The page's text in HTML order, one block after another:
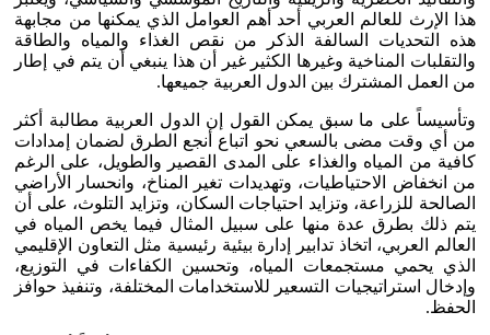
هذا الإرث للعالم العربي أحد أهم العوامل الذي يمكنها من مجابهة
هذه التحديات السالفة الذكر من نقص الغذاء والمياه والطاقة
والتقلبات المناخية وغيرها الكثير غير أن هذا ينبغي أن يتم في إطار
من العمل المشترك بين الدول العربية جميعها.
وتأسيساً على ما سبق يمكن القول إن الدول العربية مطالبة أكثر
من أي وقت مضى بالسعي نحو اتباع أنجع الطرق لضمان إمدادات
كافية من المياه والغذاء على المدى القصير والطويل، على الرغم
من انخفاض الاحتياطيات، وتهديدات تغير المناخ، وانحسار الأراضي
الصالحة للزراعة، وتزايد احتياجات السكان، وتزايد التلوث، على أن
يتم ذلك بطرق عدة منها على سبيل المثال فيما يخص المياه في
العالم العربي، اتخاذ تدابير إدارة بيئية رئيسية مثل التعاون الإقليمي
الذي يحمي مستجمعات المياه، وتحسين الكفاءات في التوزيع،
وإدخال استراتيجيات التسعير للاستخدامات المختلفة، وتنفيذ حوافز
الحفظ.